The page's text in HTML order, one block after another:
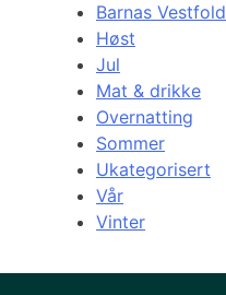
Barnas Vestfold
Høst
Jul
Mat & drikke
Overnatting
Sommer
Ukategorisert
Vår
Vinter